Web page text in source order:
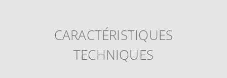
CARACTÉRISTIQUES
TECHNIQUES